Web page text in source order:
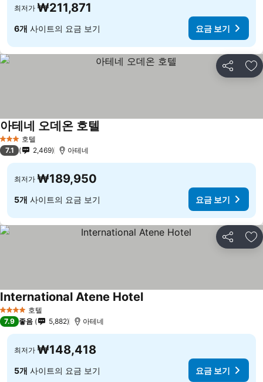
최저가 ₩211,871
6개 사이트의 요금 보기 요금 보기
공유 즐
3 성급 호텔
아테네 오데온 호텔
7.1 2,469 아테네
최저가 ₩189,950
5개 사이트의 요금 보기 요금 보기
공유 즐
4 성급 호텔
International Atene Hotel
7.9 좋음 5,882 아테네
최저가 ₩148,418
5개 사이트의 요금 보기 요금 보기